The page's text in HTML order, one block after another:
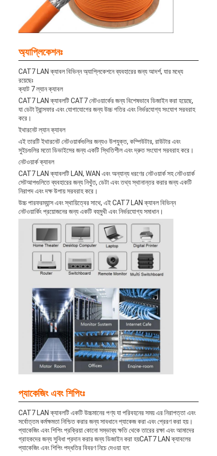
অ্যাপ্লিকেশনঃ
CAT7 LAN ক্যাবল বিভিন্ন অ্যাপ্লিকেশনে ব্যবহারের জন্য আদর্শ, যার মধ্যে
রয়েছেঃ
ক্যাট 7 ল্যান ক্যাবল
CAT7 LAN ক্যাবলটি CAT7 নেটওয়ার্কের জন্য বিশেষভাবে ডিজাইন করা হয়েছে,
যা ডেটা ট্রান্সফার এবং যোগাযোগের জন্য উচ্চ গতির এবং নির্ভরযোগ্য সংযোগ সরবরাহ
করে।
ইথারনেট ল্যান ক্যাবল
এই তারটি ইথারনেট নেটওয়ার্কগুলির জন্যও উপযুক্ত, কম্পিউটার, রাউটার এবং
সুইচগুলির মতো ডিভাইসের জন্য একটি স্থিতিশীল এবং দ্রুত সংযোগ সরবরাহ করে।
নেটওয়ার্ক ক্যাবল
CAT7 LAN ক্যাবলটি LAN, WAN এবং অন্যান্য ধরণের নেটওয়ার্ক সহ নেটওয়ার্ক
সেটআপগুলিতে ব্যবহারের জন্য নিখুঁত, ডেটা এবং তথ্য স্থানান্তর করার জন্য একটি
নিরাপদ এবং দক্ষ উপায় সরবরাহ করে।
উচ্চ পারফরম্যান্স এবং স্থায়িত্বের সাথে, এই CAT7 LAN ক্যাবল বিভিন্ন
নেটওয়ার্কিং প্রয়োজনের জন্য একটি বহুমুখী এবং নির্ভরযোগ্য সমাধান।
প্যাকেজিং এবং শিপিংঃ
CAT7 LAN ক্যাবলটি একটি উচ্চমানের পণ্য যা পরিবহনের সময় এর নিরাপত্তা এবং
সর্বোত্তম কর্মক্ষমতা নিশ্চিত করার জন্য সাবধানে প্যাকেজ করা এবং প্রেরণ করা হয়।
প্যাকেজিং এবং শিপিং প্রক্রিয়া কোনো সম্ভাব্য ক্ষতি থেকে তারের রক্ষা এবং আমাদের
গ্রাহকদের জন্য সুবিধা প্রদান করার জন্য ডিজাইন করা হয়CAT7 LAN ক্যাবলের
প্যাকেজিং এবং শিপিং পদ্ধতির বিবরণ নিচে দেওয়া হল: